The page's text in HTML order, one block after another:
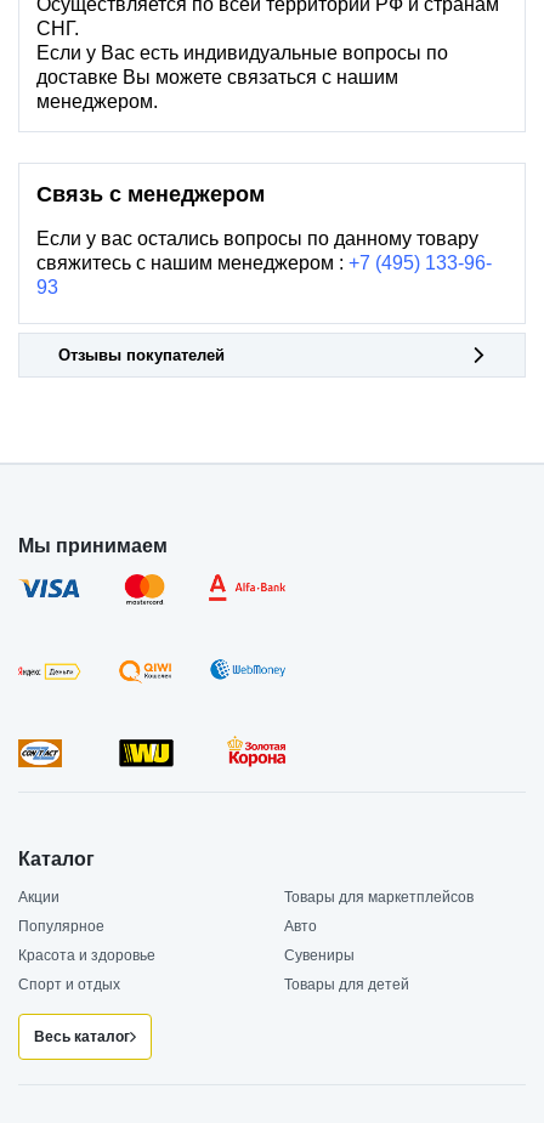
Осуществляется по всей территории РФ и странам
СНГ.
Если у Вас есть индивидуальные вопросы по
доставке Вы можете связаться с нашим
менеджером.
Связь с менеджером
Если у вас остались вопросы по данному товару
свяжитесь с нашим менеджером : +7 (495) 133-96-
93
Отзывы покупателей
Мы принимаем
Каталог
Акции
Товары для маркетплейсов
Популярное
Авто
Красота и здоровье
Сувениры
Спорт и отдых
Товары для детей
Весь каталог